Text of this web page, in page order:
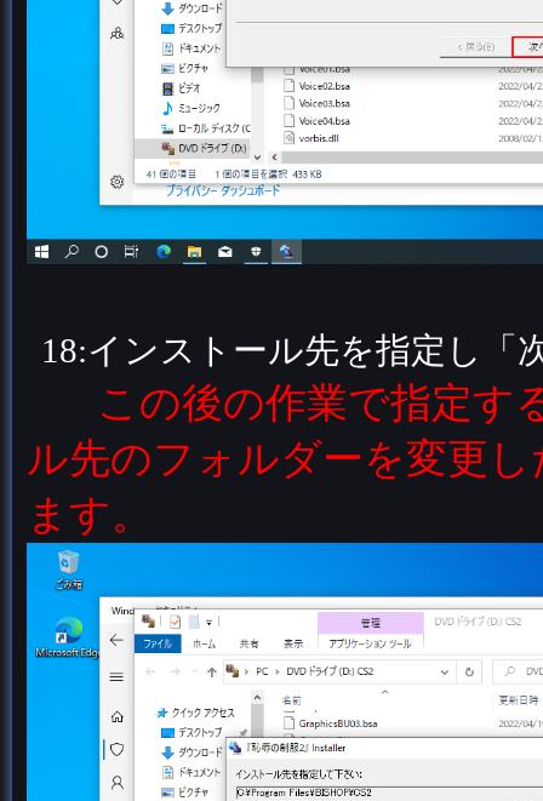
18:インストール先を指定し「
この後の作業で指定す
ル先のフォルダーを変更
ます。